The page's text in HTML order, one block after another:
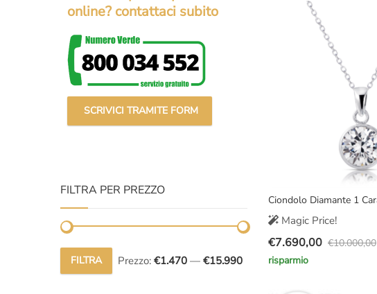
€12.000,00.
€8.290,00.
Ciondolo Diamante 1
Magic Price!
€10.000,00
Il
prezzo
€7.690,00
Il
prezzo
risparmio
online? contattaci subito
SCRIVICI TRAMITE FORM
FILTRA PER PREZZO
Prezzo
Prezzo
FILTRA Prezzo: €1.470— €15.990